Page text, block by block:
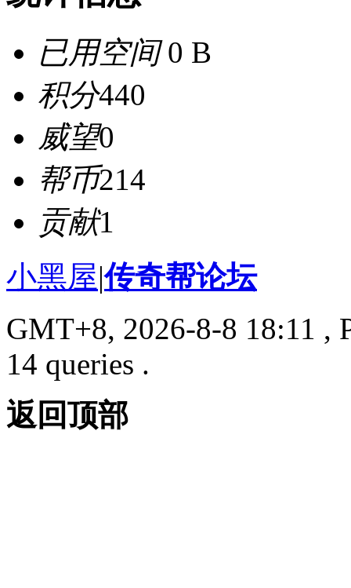
已用空间0 B
积分440
威望0
帮币214
贡献1
小黑屋|传奇帮论坛
GMT+8, 2026-8-8 18:11 ,
14 queries .
返回顶部